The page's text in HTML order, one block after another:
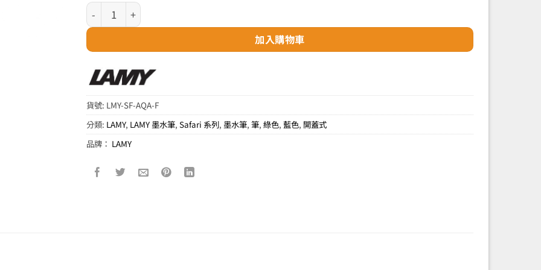
LAMY Safari 系列 - 2020 年特別版海水藍墨水筆 數量
加入購物車
貨號: LMY-SF-AQA-F
分類: LAMY, LAMY 墨水筆,Safari 系列,墨水筆,筆,綠色,藍色, 開蓋式
品牌： LAMY